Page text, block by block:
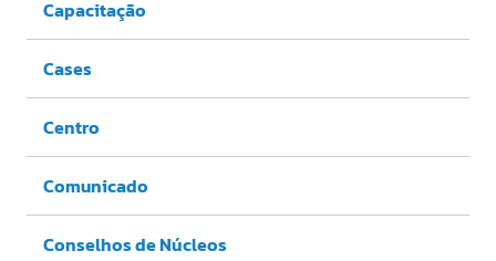
Capacitação
Cases
Centro
Comunicado
Conselhos de Núcleos